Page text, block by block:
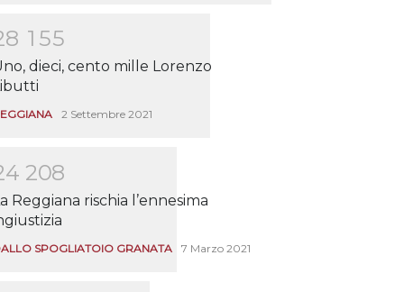
8 1 55
dieci, cento mille Lorenzo
2 Settembre 2021
4 208
Reggiana rischia l’ennesima
SPOGLIATOIO GRANATA 7 Marzo 2021